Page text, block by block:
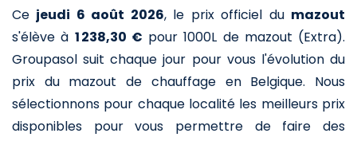
Ce jeudi 6 août 2026, le prix officiel du mazout
s'élève à 1 238,30 € pour 1000L de mazout (Extra).
Groupasol suit chaque jour pour vous l'évolution du
prix du mazout de chauffage en Belgique. Nous
sélectionnons pour chaque localité les meilleurs prix
disponibles pour vous permettre de faire des